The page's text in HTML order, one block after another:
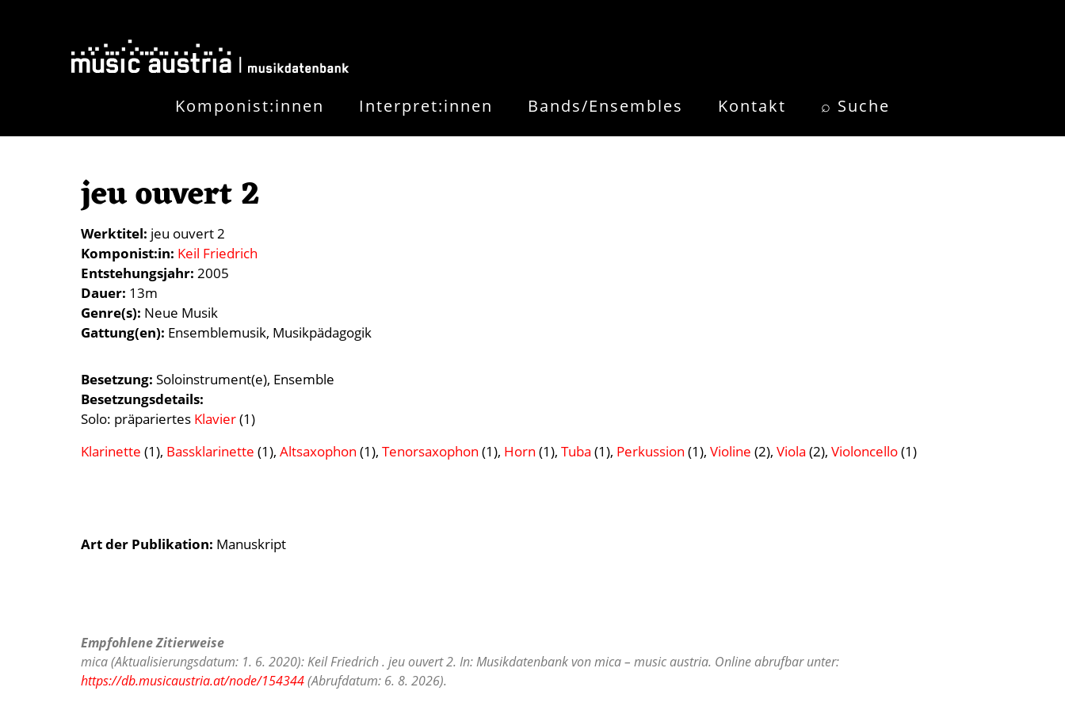
Komponist:innen Interpret:innen Bands/Ensembles Kontakt ⌕ Suche
jeu ouvert 2
Werktitel jeu ouvert 2
Komponist:in Keil Friedrich
Entstehungsjahr 2005
Dauer 13m
Genre(s) Neue Musik
Gattung(en) Ensemblemusik Musikpädagogik
Besetzung Soloinstrument(e) Ensemble
Besetzungsdetails
Solo: präpariertes Klavier(1)
Klarinette (1), Bassklarinette (1), Altsaxophon (1), Tenorsaxophon (1), Horn (1), Tuba (1), Perkussion (1), Violine (2), Viola (2), Violoncello(1)
Art der Publikation Manuskript
Empfohlene Zitierweise
mica (Aktualisierungsdatum: 1. 6. 2020): Keil Friedrich . jeu ouvert 2. In: Musikdatenbank von mica – music austria. Online abrufbar unter:
https://db.musicaustria.at/node/154344(Abrufdatum: 6. 8. 2026).